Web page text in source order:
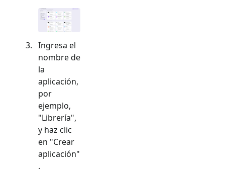
Ingresa el
nombre de
la
aplicación,
por
ejemplo,
"Librería",
y haz clic
en "Crear
aplicación"
.